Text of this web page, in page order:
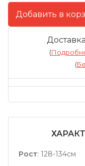
(
(
Рост: 128-134см